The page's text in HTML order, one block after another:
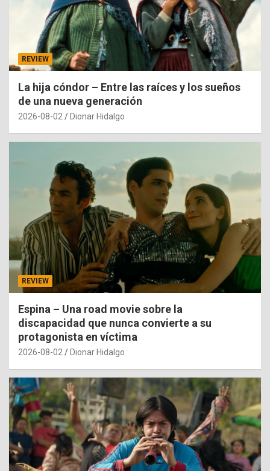
REVIEW
La hija cóndor – Entre las raíces y los sueños
de una nueva generación
2026-08-02 Dionar Hidalgo
REVIEW
Espina – Una road movie sobre la
discapacidad que nunca convierte a su
protagonista en víctima
2026-08-02 Dionar Hidalgo